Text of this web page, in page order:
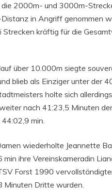
2000m- und 3000m-
in Angriff genommen
Strecken kräftig für die
über 10.000m siegte
blieb als Einziger unter der
holte sich
nach 41:23,5 Minuten
44:02,9 min.
wiederholte Jeannette
min ihre Vereinskameradin
Forst 1990
Minuten Dritte wurden.